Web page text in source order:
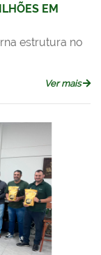
EM
estrutura no
Ver mais